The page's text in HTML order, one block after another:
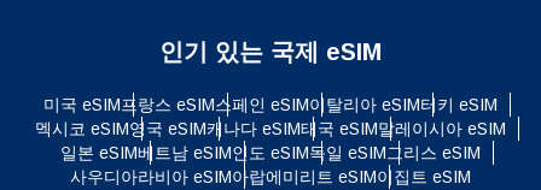
인기 있는 국제 eSIM
미국 eSIM프랑스 eSIM스페인 eSIM이탈리아 eSIM터키 eSIM
멕시코 eSIM영국 eSIM캐나다 eSIM태국 eSIM말레이시아 eSIM
일본 eSIM베트남 eSIM인도 eSIM독일 eSIM그리스 eSIM
사우디아라비아 eSIM아랍에미리트 eSIM이집트 eSIM